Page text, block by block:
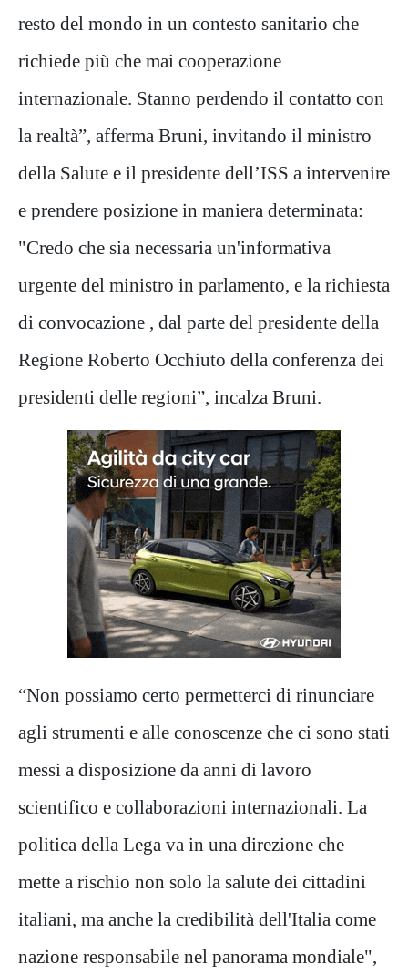
resto del mondo in un contesto sanitario che
richiede più che mai cooperazione
internazionale. Stanno perdendo il contatto con
la realtà”, afferma Bruni, invitando il ministro
della Salute e il presidente dell’ISS a intervenire
e prendere posizione in maniera determinata:
"Credo che sia necessaria un'informativa
urgente del ministro in parlamento, e la richiesta
di convocazione , dal parte del presidente della
Regione Roberto Occhiuto della conferenza dei
presidenti delle regioni”, incalza Bruni.
“Non possiamo certo permetterci di rinunciare
agli strumenti e alle conoscenze che ci sono stati
messi a disposizione da anni di lavoro
scientifico e collaborazioni internazionali. La
politica della Lega va in una direzione che
mette a rischio non solo la salute dei cittadini
italiani, ma anche la credibilità dell'Italia come
nazione responsabile nel panorama mondiale",